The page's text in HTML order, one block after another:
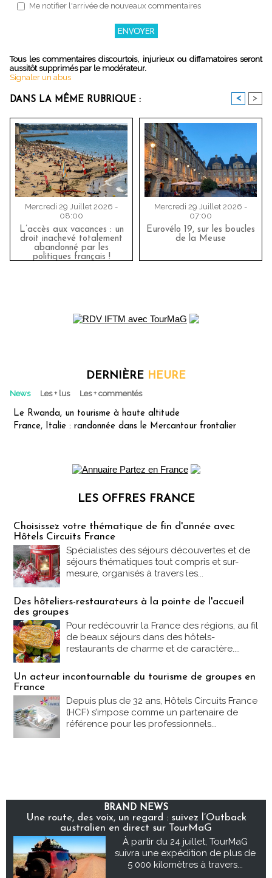
Me notifier l'arrivée de nouveaux commentaires
Tous les commentaires discourtois, injurieux ou diffamatoires seront
aussitôt supprimés par le modérateur.
Signaler un abus
DANS LA MÊME RUBRIQUE : < >
Mercredi 29 Juillet 2026 -
08:00
L’accès aux vacances : un
droit inachevé totalement
abandonné par les
politiques français !
Mercredi 29 Juillet 2026 -
07:00
Eurovélo 19, sur les boucles
de la Meuse
DERNIÈRE HEURE
News Les + lus Les + commentés
Le Rwanda, un tourisme à haute altitude
France, Italie : randonnée dans le Mercantour frontalier
LES OFFRES FRANCE
Choisissez votre thématique de fin d'année avec
Hôtels Circuits France
Spécialistes des séjours découvertes et de
séjours thématiques tout compris et sur-
mesure, organisés à travers les...
Des hôteliers-restaurateurs à la pointe de l'accueil
des groupes
Pour redécouvrir la France des régions, au fil
de beaux séjours dans des hôtels-
restaurants de charme et de caractère....
Un acteur incontournable du tourisme de groupes en
France
Depuis plus de 32 ans, Hôtels Circuits France
(HCF) s’impose comme un partenaire de
référence pour les professionnels...
BRAND NEWS
Une route, des voix, un regard : suivez l’Outback
australien en direct sur TourMaG
À partir du 24 juillet, TourMaG
suivra une expédition de plus de
5 000 kilomètres à travers...